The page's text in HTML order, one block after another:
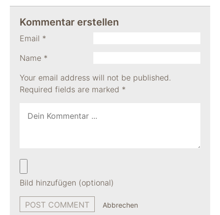
Kommentar erstellen
Your email address will not be published.
Required fields are marked *
Name *
Email *
Bild hinzufügen (optional)
Abbrechen